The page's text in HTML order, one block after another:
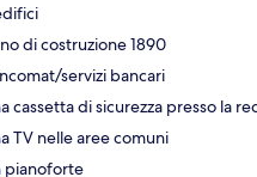
di costruzione 1890
servizi bancari
cassetta di sicurezza presso la
TV nelle aree comuni
pianoforte